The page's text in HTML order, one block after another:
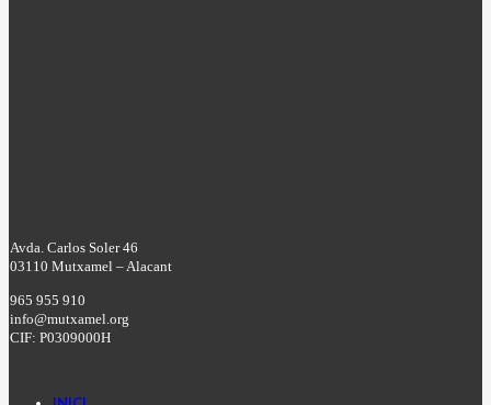
Avda. Carlos Soler 46
03110 Mutxamel – Alacant
965 955 910
info@mutxamel.org
CIF: P0309000H